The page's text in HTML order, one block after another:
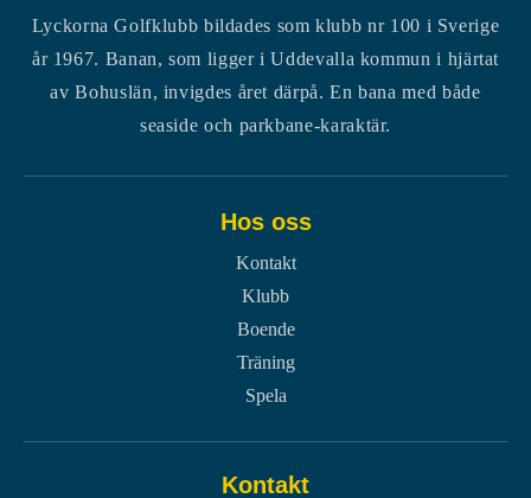
Lyckorna Golfklubb bildades som klubb nr 100 i Sverige
år 1967. Banan, som ligger i Uddevalla kommun i hjärtat
av Bohuslän, invigdes året därpå. En bana med både
seaside och parkbane-karaktär.
Hos oss
Kontakt
Klubb
Boende
Träning
Spela
Kontakt